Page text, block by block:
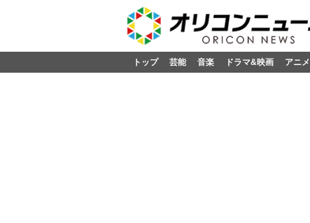
トップ 芸能 音楽 ドラマ&映画 アニ